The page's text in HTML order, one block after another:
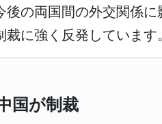
後の両国間の外交関係
に強く反発しています。
国が制裁